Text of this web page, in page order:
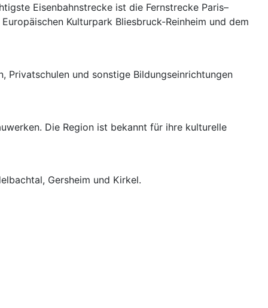
Eisenbahnstrecke ist die Fernstrecke Paris–
Kulturpark Bliesbruck-Reinheim und dem
Privatschulen und sonstige Bildungseinrichtungen
Die Region ist bekannt für ihre kulturelle
Gersheim und Kirkel.